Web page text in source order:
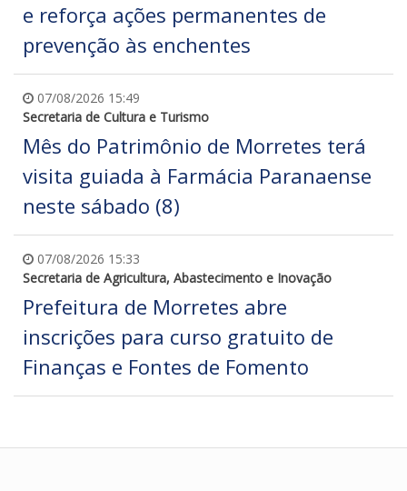
e reforça ações permanentes de
prevenção às enchentes
07/08/2026 15:49
Secretaria de Cultura e Turismo
Mês do Patrimônio de Morretes terá
visita guiada à Farmácia Paranaense
neste sábado (8)
07/08/2026 15:33
Secretaria de Agricultura, Abastecimento e Inovação
Prefeitura de Morretes abre
inscrições para curso gratuito de
Finanças e Fontes de Fomento